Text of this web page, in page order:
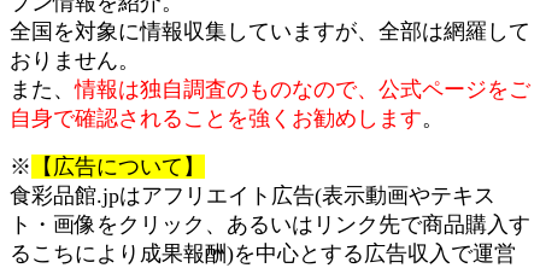
全国を対象に情報収集していますが、全部は網羅して
おりません。
また、情報は独自調査のものなので、公式ページをご
自身で確認されることを強くお勧めします。
※ 【広告について】
食彩品館.jpはアフリエイト広告(表示動画やテキス
ト・画像をクリック、あるいはリンク先で商品購入す
るこちにより成果報酬)を中心とする広告収入で運営